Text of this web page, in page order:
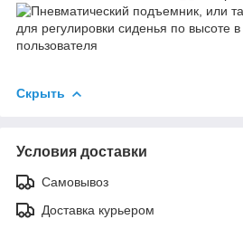
Скрыть
Условия доставки
Самовывоз
Доставка курьером